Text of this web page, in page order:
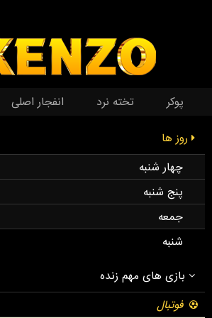
پوکر تخته نرد انفجار اصلی
روز ها
چهار شنبه
پنج شنبه
جمعه
شنبه